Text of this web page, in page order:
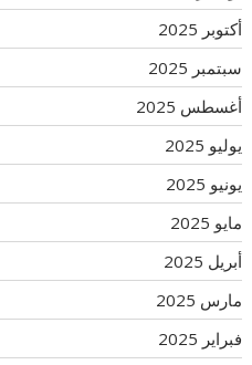
أكتوبر 2025
سبتمبر 2025
أغسطس 2025
يوليو 2025
يونيو 2025
مايو 2025
أبريل 2025
مارس 2025
فبراير 2025